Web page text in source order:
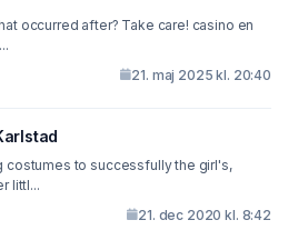
after? Take care! casino en
21. maj 2025 kl. 20:40
costumes to successfully the girl's,
littl...
21. dec 2020 kl. 8:42